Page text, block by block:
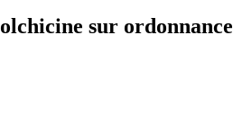
sur ordonnance